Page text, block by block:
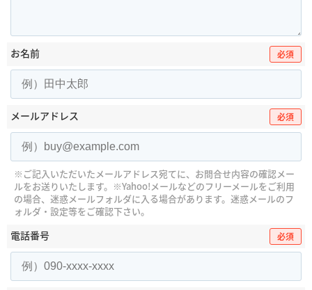
お名前 必須
メールアドレス 必須
※ご記入いただいたメールアドレス宛てに、お問合せ内容の確認メー
ルをお送りいたします。 ※Yahoo!メールなどのフリーメールをご利用
の場合、迷惑メールフォルダに入る場合があります。 迷惑メールのフ
ォルダ・設定等をご確認下さい。
電話番号 必須